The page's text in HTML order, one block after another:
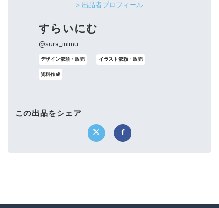
> 出品者プロフィール
すらいにむ
@sura_inimu
デザイン依頼・販売 イラスト依頼・販売
資料作成
この出品をシェア